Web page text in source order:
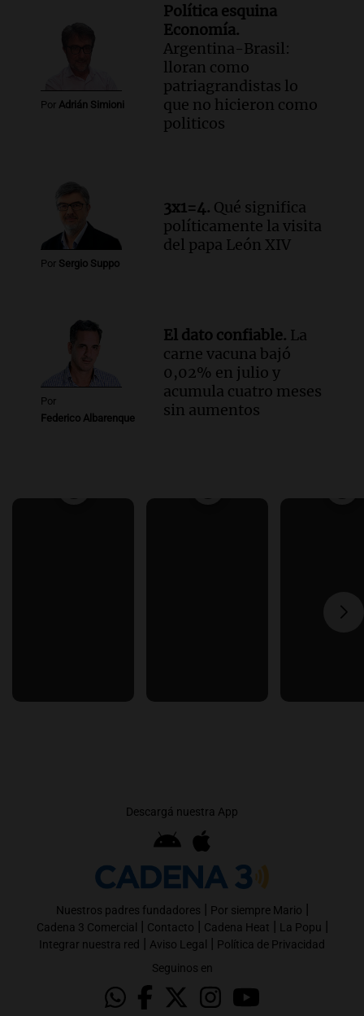
Por Adrián Simioni
Política esquina
Economía.
Argentina-Brasil:
lloran como
patriagrandistas lo
que no hicieron como
politicos
Por Sergio Suppo
3x1=4. Qué significa
políticamente la visita
del papa León XIV
Por
Federico Albarenque
El dato confiable. La
carne vacuna bajó
0,02% en julio y
acumula cuatro meses
sin aumentos
Descargá nuestra App
Nuestros padres fundadores | Por siempre Mario |
Cadena 3 Comercial | Contacto | Cadena Heat | La Popu |
Integrar nuestra red | Aviso Legal | Política de Privacidad
Seguinos en